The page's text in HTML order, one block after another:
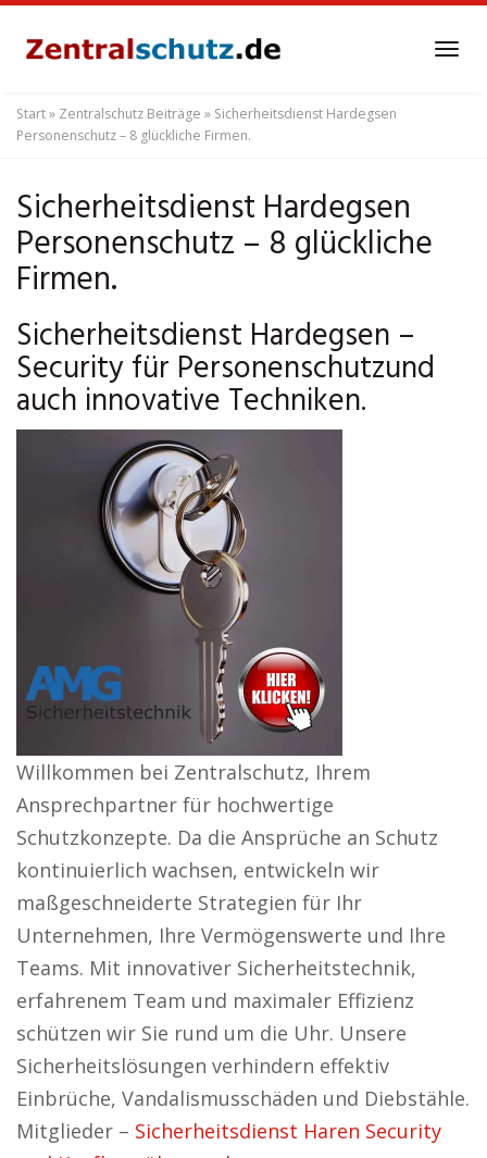
content
Start» Zentralschutz Beiträge » Sicherheitsdienst Hardegsen
Personenschutz – 8 glückliche Firmen.
Sicherheitsdienst Hardegsen
Personenschutz – 8 glückliche
Firmen.
Sicherheitsdienst Hardegsen –
Security für Personenschutzund
auch innovative Techniken.
Willkommen bei Zentralschutz, Ihrem
Ansprechpartner für hochwertige
Schutzkonzepte. Da die Ansprüche an Schutz
kontinuierlich wachsen, entwickeln wir
maßgeschneiderte Strategien für Ihr
Unternehmen, Ihre Vermögenswerte und Ihre
Teams. Mit innovativer Sicherheitstechnik,
erfahrenem Team und maximaler Effizienz
schützen wir Sie rund um die Uhr. Unsere
Sicherheitslösungen verhindern effektiv
Einbrüche, Vandalismusschäden und Diebstähle.
Mitglieder – Sicherheitsdienst Haren Security